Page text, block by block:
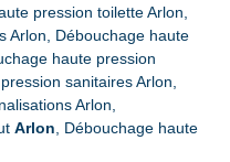
pression toilette Arlon,
Arlon, Débouchage haute
haute pression
sanitaires Arlon,
Arlon,
Arlon, Débouchage haute